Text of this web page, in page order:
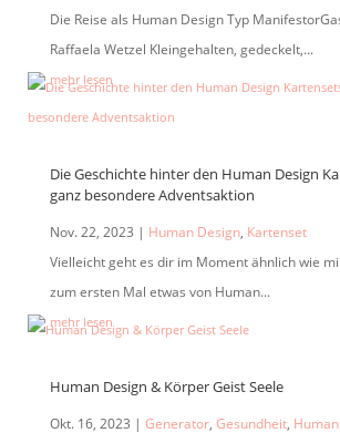
Die Reise als Human Design Typ
Raffaela Wetzel Kleingehalten, gedeckelt,...
mehr lesen
Die Geschichte hinter den Human Design
ganz besondere Adventsaktion
Nov. 22, 2023 | Human Design, Kartenset
Vielleicht geht es dir im Moment ähnlich wie
zum ersten Mal etwas von Human...
mehr lesen
Human Design & Körper Geist Seele
Okt. 16, 2023 | Generator, Gesundheit,